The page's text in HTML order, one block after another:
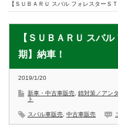
【ＳＵＢＡＲＵ スバル フォレスターＳ
【ＳＵＢＡＲＵ スバ
期】納車！
2019/1/20
新車・中古車販売 錆対策／アン
ト
スバル車販売 中古車販売